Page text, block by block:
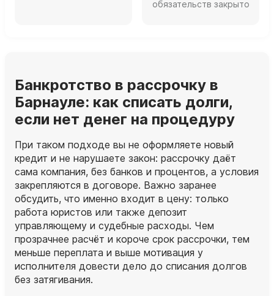
обязательств закрыто
Банкротство в рассрочку в
Барнауле: как списать долги,
если нет денег на процедуру
При таком подходе вы не оформляете новый
кредит и не нарушаете закон: рассрочку даёт
сама компания, без банков и процентов, а условия
закрепляются в договоре. Важно заранее
обсудить, что именно входит в цену: только
работа юристов или также депозит
управляющему и судебные расходы. Чем
прозрачнее расчёт и короче срок рассрочки, тем
меньше переплата и выше мотивация у
исполнителя довести дело до списания долгов
без затягивания.